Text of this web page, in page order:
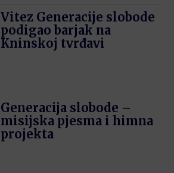
Vitez Generacije slobode
podigao barjak na
Kninskoj tvrđavi
Generacija slobode –
misijska pjesma i himna
projekta